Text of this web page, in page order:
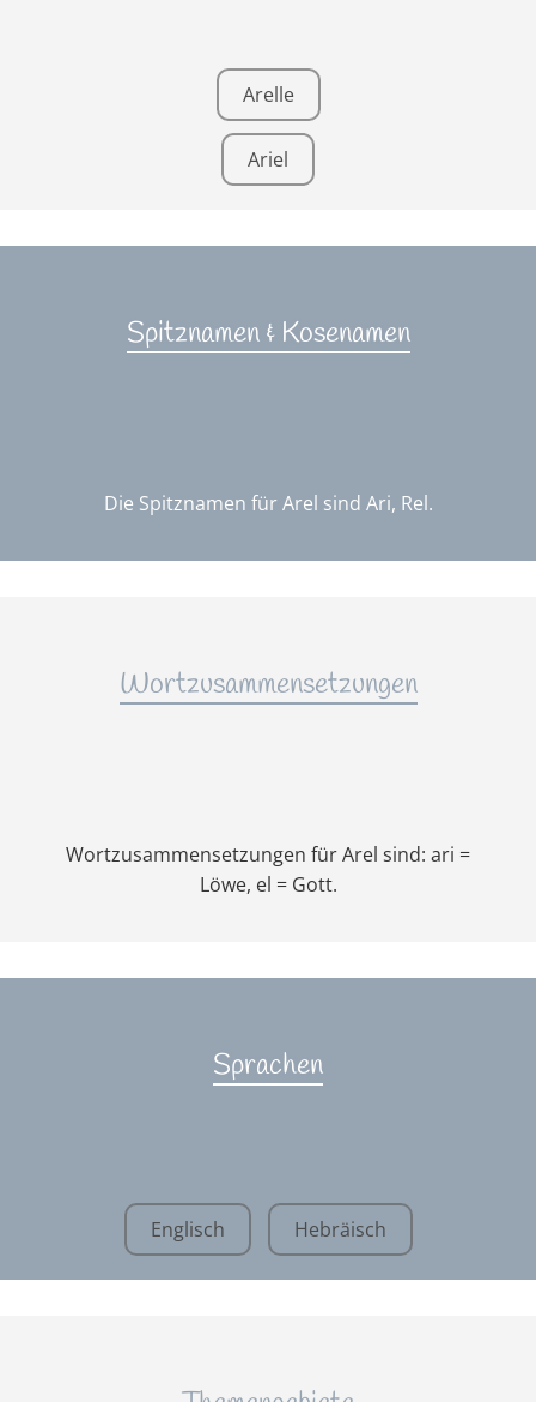
Arelle
Ariel
Spitznamen & Kosenamen
Die Spitznamen für Arel sind Ari, Rel.
Wortzusammensetzungen
Wortzusammensetzungen für Arel sind: ari =
Löwe, el = Gott.
Sprachen
Englisch Hebräisch